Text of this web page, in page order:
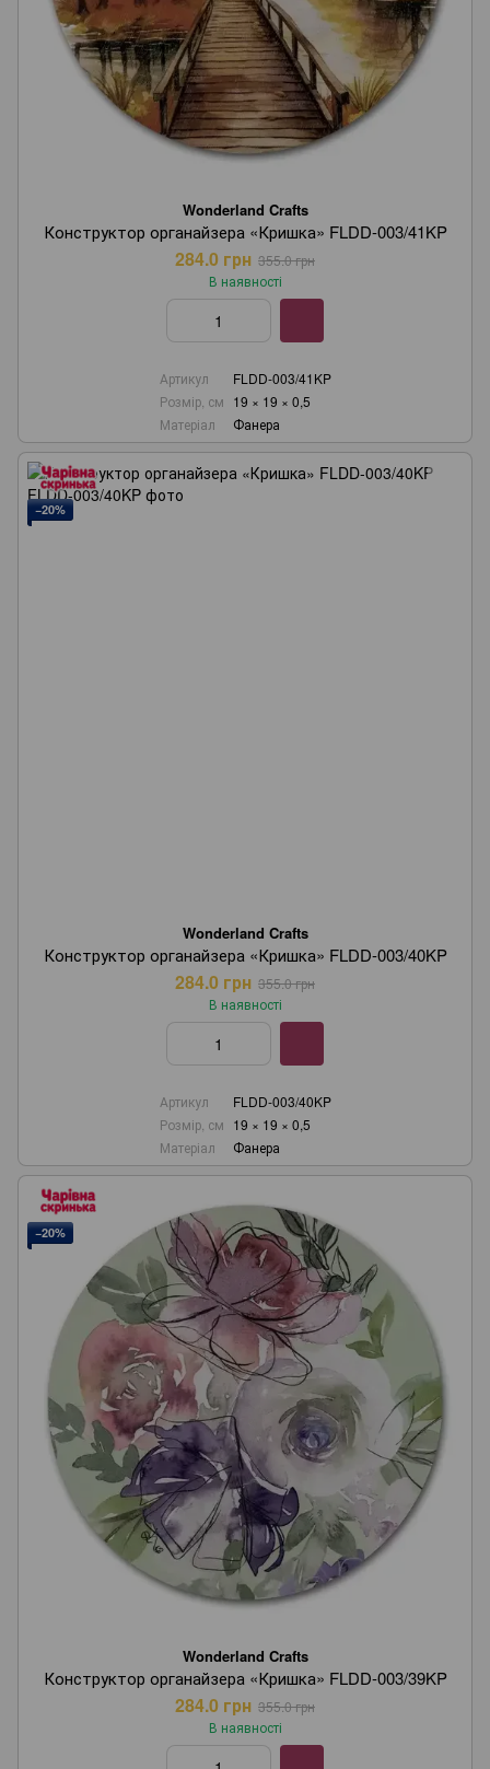
Wonderland Crafts
Конструктор органайзера «Кришка» FLDD-003/41KP
284.0 грн 355.0 грн
В наявності
Артикул
FLDD-003/41KP
Розмір, см 19 × 19 × 0,5
Матеріал
Фанера
−20%
Wonderland Crafts
Конструктор органайзера «Кришка» FLDD-003/40KP
284.0 грн 355.0 грн
В наявності
Артикул
FLDD-003/40KP
Розмір, см 19 × 19 × 0,5
Матеріал
Фанера
−20%
Wonderland Crafts
Конструктор органайзера «Кришка» FLDD-003/39KP
284.0 грн 355.0 грн
В наявності